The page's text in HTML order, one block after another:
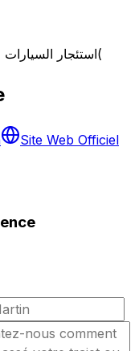
استئجار السيارات في اساويرا - سعرها ٤/٩٥ )١٣٢ استعراضا(
Site Web Officiel